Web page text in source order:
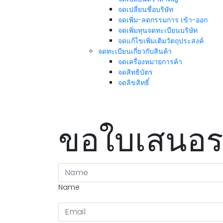
จดเปลี่ยนชื่อบริษัท
จดเพิ่ม-ลดกรรมการ เข้า-ออก
จดเพิ่มทุนจดทะเบียนบริษัท
จดแก้ไขเพิ่มเติมวัตถุประสงค์
จดทะเบียนเกี่ยวกับสินค้า
จดเครื่องหมายการค้า
จดสิทธิบัตร
จดลิขสิทธิ์
ขอใบเสนอ
Name